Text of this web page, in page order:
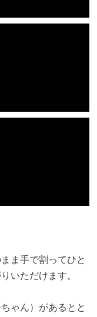
ま手で割ってひと
いただけます。
ゃん）があるとと